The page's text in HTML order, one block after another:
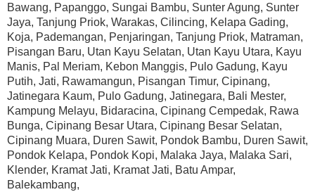
Bawang, Papanggo, Sungai Bambu, Sunter Agung, Sunter
Jaya, Tanjung Priok, Warakas, Cilincing, Kelapa Gading,
Koja, Pademangan, Penjaringan, Tanjung Priok, Matraman,
Pisangan Baru, Utan Kayu Selatan, Utan Kayu Utara, Kayu
Manis, Pal Meriam, Kebon Manggis, Pulo Gadung, Kayu
Putih, Jati, Rawamangun, Pisangan Timur, Cipinang,
Jatinegara Kaum, Pulo Gadung, Jatinegara, Bali Mester,
Kampung Melayu, Bidaracina, Cipinang Cempedak, Rawa
Bunga, Cipinang Besar Utara, Cipinang Besar Selatan,
Cipinang Muara, Duren Sawit, Pondok Bambu, Duren Sawit,
Pondok Kelapa, Pondok Kopi, Malaka Jaya, Malaka Sari,
Klender, Kramat Jati, Kramat Jati, Batu Ampar,
Balekambang,